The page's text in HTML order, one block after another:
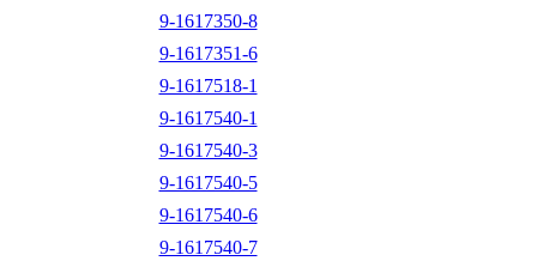
9-1617350-8
9-1617351-6
9-1617518-1
9-1617540-1
9-1617540-3
9-1617540-5
9-1617540-6
9-1617540-7